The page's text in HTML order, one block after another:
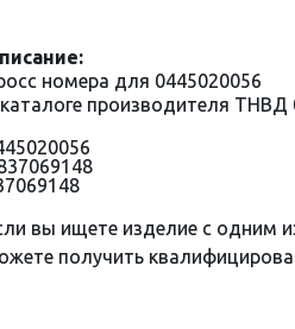
номера для 0445020056
производителя
вы ищете изделие с одним
получить